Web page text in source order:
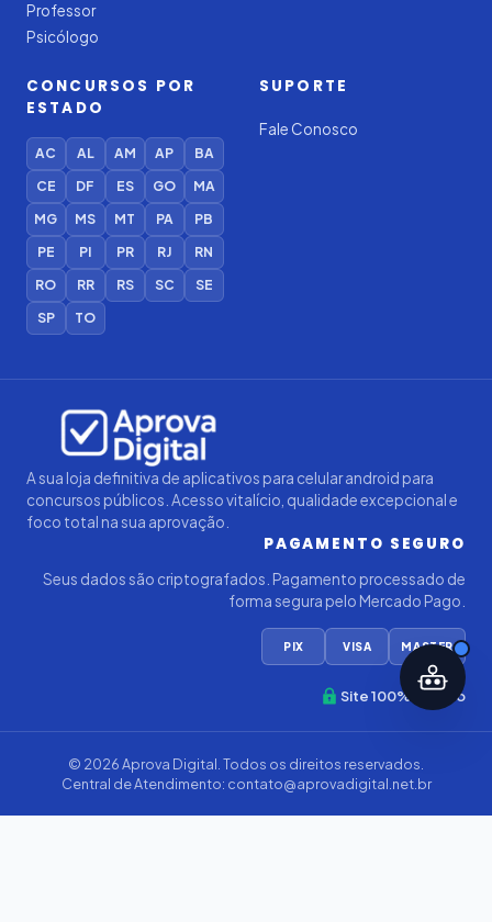
Professor
Psicólogo
CONCURSOS POR
ESTADO
AC AL AM AP
BA
CE
DF ES GO
MA
MG
MS MT PA
PB
PE
PI PR RJ
RN
RO
RR RS SC
SE
SP
TO
SUPORTE
Fale Conosco
A sua loja definitiva de aplicativos para celular android para
concursos públicos. Acesso vitalício, qualidade excepcional e
foco total na sua aprovação.
PAGAMENTO SEGURO
Seus dados são criptografados. Pagamento processado de
forma segura pelo Mercado Pago.
PIX VISA MASTER
Site 100% Seguro
© 2026Aprova Digital . Todos os direitos reservados.
Central de Atendimento: contato@aprovadigital.net.br